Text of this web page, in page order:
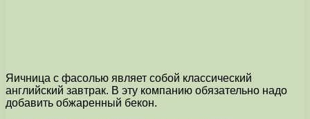
Яичница с фасолью являет собой классический
английский завтрак. В эту компанию обязательно надо
добавить обжаренный бекон.